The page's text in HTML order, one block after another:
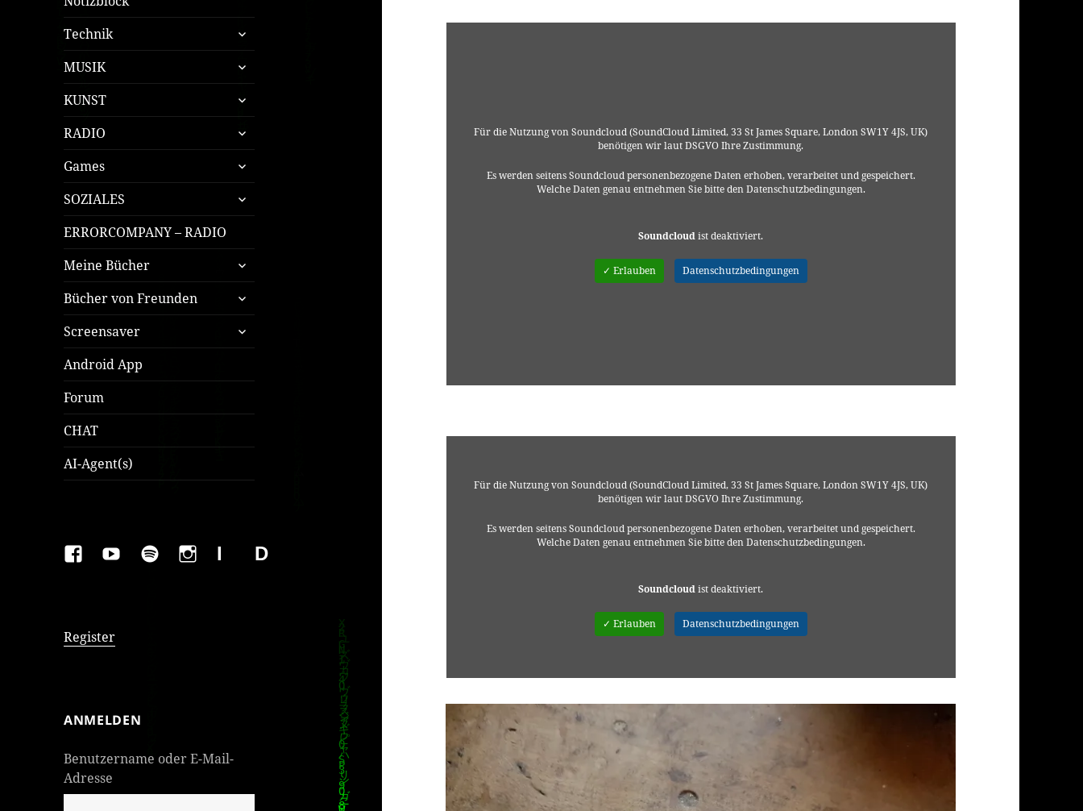
Technik
untermenü
öffnen
MUSIK
untermenü
öffnen
KUNST
untermenü
öffnen
RADIO
untermenü
öffnen
Games
untermenü
öffnen
SOZIALES
untermenü
öffnen
ERRORCOMPANY – RADIO
Meine Bücher
untermenü
öffnen
Bücher von Freunden
untermenü
öffnen
Screensaver
untermenü
öffnen
Android App
Forum
CHAT
AI-Agent(s)
FAKEBOOK
YOUTUBESPOTIFYINSTAGRAM
IMPRESSUMDatenschutzerklärung
Register
ANMELDEN
Benutzername oder E-Mail-
Adresse
Für die Nutzung von Soundcloud (SoundCloud Limited, 33 St James Square, London SW1Y 4JS, UK)
benötigen wir laut DSGVO Ihre Zustimmung.
Es werden seitens Soundcloud personenbezogene Daten erhoben, verarbeitet und gespeichert.
Welche Daten genau entnehmen Sie bitte den Datenschutzbedingungen.
Soundcloudist deaktiviert.
✓ Erlauben Datenschutzbedingungen
Für die Nutzung von Soundcloud (SoundCloud Limited, 33 St James Square, London SW1Y 4JS, UK)
benötigen wir laut DSGVO Ihre Zustimmung.
Es werden seitens Soundcloud personenbezogene Daten erhoben, verarbeitet und gespeichert.
Welche Daten genau entnehmen Sie bitte den Datenschutzbedingungen.
Soundcloudist deaktiviert.
✓ Erlauben Datenschutzbedingungen